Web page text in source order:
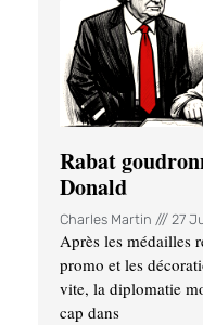
Rabat
Donald
Charles Martin 27
Après les médailles
promo et les
vite, la diplomatie
cap dans